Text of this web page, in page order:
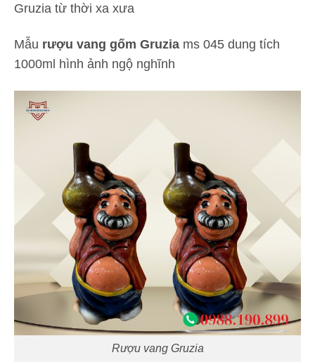
Gruzia từ thời xa xưa
Mẫu rượu vang gốm Gruzia ms 045 dung tích
1000ml hình ảnh ngộ nghĩnh
Rượu vang Gruzia